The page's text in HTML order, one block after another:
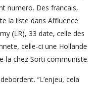
numero. Des francais,
la liste dans Affluence
(LR), 33 date, celle des
celle-ci une Hollande
la chez Sorti communiste.
“L’enjeu, cela